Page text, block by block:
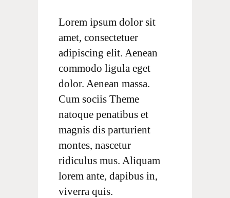
Lorem ipsum dolor sit
amet, consectetuer
adipiscing elit. Aenean
commodo ligula eget
dolor. Aenean massa.
Cum sociis Theme
natoque penatibus et
magnis dis parturient
montes, nascetur
ridiculus mus. Aliquam
lorem ante, dapibus in,
viverra quis.